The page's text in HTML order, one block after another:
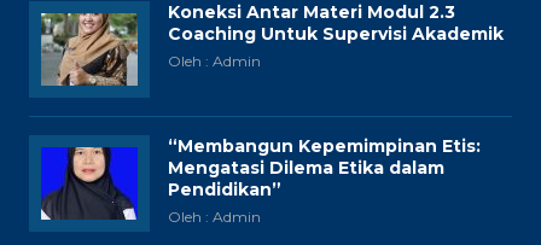
Koneksi Antar Materi Modul 2.3
Coaching Untuk Supervisi Akademik
Oleh : Admin
“Membangun Kepemimpinan Etis:
Mengatasi Dilema Etika dalam
Pendidikan”
Oleh : Admin